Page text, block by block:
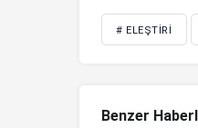
# ELEŞTIRI
Benzer